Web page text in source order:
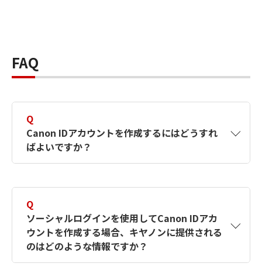
FAQ
Q
Canon IDアカウントを作成するにはどうすれ
ばよいですか？
す。詳しい作成方法は【カメラ】Canon IDとは
何ですか？Canon IDの作成方法は？をご確認く
ださい。
Q
ソーシャルログインを使用してCanon IDアカ
ウントを作成する場合、キヤノンに提供される
のはどのような情報ですか？